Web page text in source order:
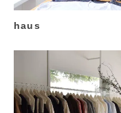
haus